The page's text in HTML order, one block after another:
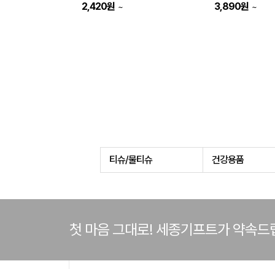
2,420원 ~ 3,890원 ~
티슈/물티슈 건강용품
첫 마음 그대로! 세종기프트가 약속드